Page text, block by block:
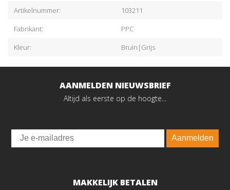
Artikelnummer:
103211
Fabrikant:
PPC
Kleur:
Bruin|Grijs
AANMELDEN NIEUWSBRIEF
Altijd als eerste op de hoogte...
Email
Aanmelden
MAKKELIJK BETALEN